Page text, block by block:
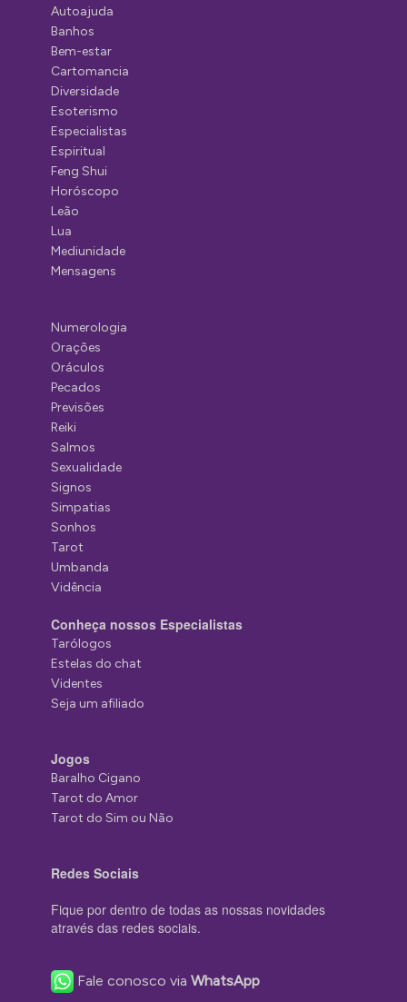
Autoajuda
Banhos
Bem-estar
Cartomancia
Diversidade
Esoterismo
Especialistas
Espiritual
Feng Shui
Horóscopo
Leão
Lua
Mediunidade
Mensagens
Numerologia
Orações
Oráculos
Pecados
Previsões
Reiki
Salmos
Sexualidade
Signos
Simpatias
Sonhos
Tarot
Umbanda
Vidência
Conheça nossos Especialistas
Tarólogos
Estelas do chat
Videntes
Seja um afiliado
Jogos
Baralho Cigano
Tarot do Amor
Tarot do Sim ou Não
Redes Sociais
Fique por dentro de todas as nossas novidades
através das redes sociais.
Fale conosco viaWhatsApp